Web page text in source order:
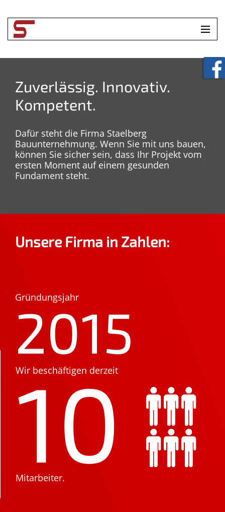
LEISTUNGEN
TOOLBOX
KONTAKT
Zuverlässig. Innovativ.
Kompetent.
Dafür steht die Firma Staelberg
Bauunternehmung. Wenn Sie mit uns bauen,
können Sie sicher sein, dass Ihr Projekt vom
ersten Moment auf einem gesunden
Fundament steht.
Unsere Firma in Zahlen:
Gründungsjahr
2015
Wir beschäftigen derzeit
10
Mitarbeiter.